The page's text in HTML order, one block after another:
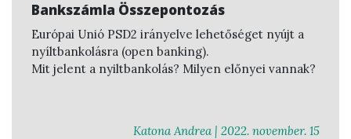
Bankszámla Összepontozás
Európai Unió PSD2 irányelve lehetőséget nyújt a
nyíltbankolásra (open banking).
Mit jelent a nyiltbankolás? Milyen előnyei vannak?
Katona Andrea | 2022. november. 15